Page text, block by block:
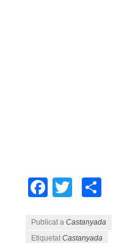
Facebook
Twitter
Publicat aCastanyada
EtiquetatCastanyada